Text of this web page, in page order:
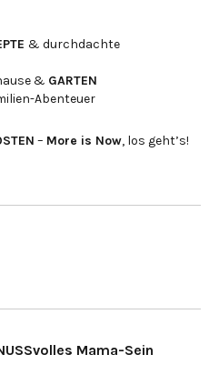
& durchdachte
& GARTEN
Abenteuer
– More is Now, los geht’s!
Mama-Sein